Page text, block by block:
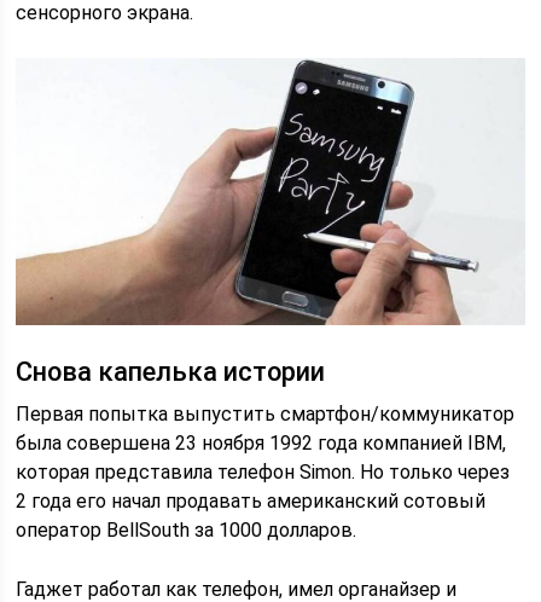
сенсорного экрана.
Снова капелька истории
Первая попытка выпустить смартфон/коммуникатор
была совершена 23 ноября 1992 года компанией IBM,
которая представила телефон Simon. Но только через
2 года его начал продавать американский сотовый
оператор BellSouth за 1000 долларов.
Гаджет работал как телефон, имел органайзер и